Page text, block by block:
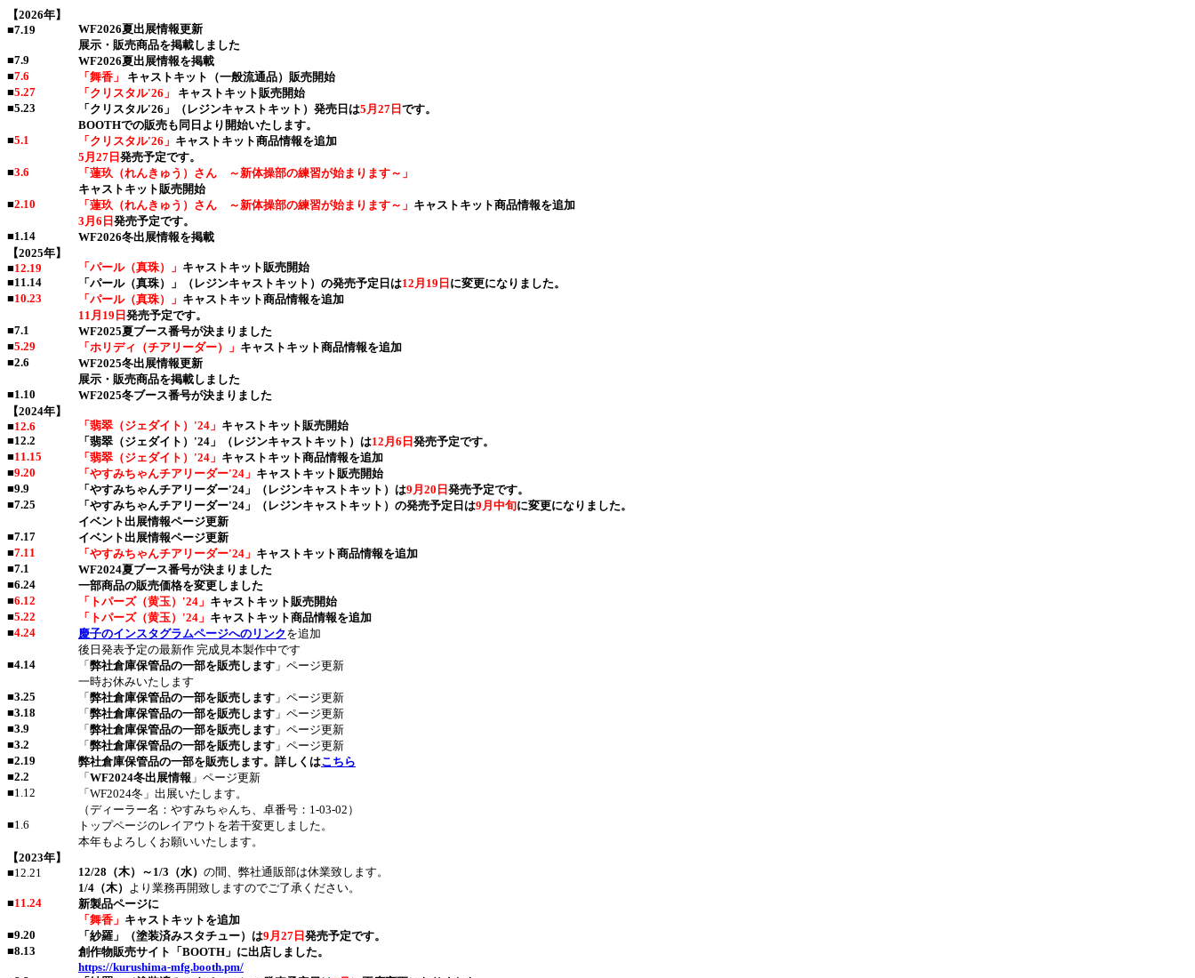
【2026年】
■7.19
WF2026夏出展情報更新
展示・販売商品を掲載しました
■7.9
WF2026夏出展情報を掲載
■7.6 「舞香」
キャストキット（一般流通品）販売開始
■5.27 「クリスタル'26」
キャストキット販売開始
■5.23 「クリスタル'26」（レジンキャストキット）発売日は5月27日 です。
BOOTHでの販売も同日より開始いたします。
■5.1 「クリスタル'26」 キャストキット商品情報を追加
5月27日 発売予定です。
■3.6
「蓮玖（れんきゅう）さん ～新体操部の練習が始まります～」
キャストキット販売開始
■2.10 「蓮玖（れんきゅう）さん ～新体操部の練習が始まります～」 キャストキット商品情報を追加
3月6日 発売予定です。
■1.14
WF2026冬出展情報を掲載
【2025年】
■12.19 「パール（真珠）」 キャストキット販売開始
■11.14 「パール（真珠）」（レジンキャストキット）の発売予定日は12月19日 に変更になりました。
■10.23 「パール（真珠）」 キャストキット商品情報を追加
11月19日 発売予定です。
■7.1
WF2025夏ブース番号が決まりました
■5.29 「ホリディ（チアリーダー）」 キャストキット商品情報を追加
■2.6
WF2025冬出展情報更新
展示・販売商品を掲載しました
■1.10
WF2025冬ブース番号が決まりました
【2024年】
■12.6 「翡翠（ジェダイト）'24」 キャストキット販売開始
■12.2 「翡翠（ジェダイト）'24」（レジンキャストキット）は12月6日 発売予定です。
■11.15 「翡翠（ジェダイト）'24」 キャストキット商品情報を追加
■9.20 「やすみちゃんチアリーダー'24」 キャストキット販売開始
■9.9 「やすみちゃんチアリーダー'24」（レジンキャストキット）は9月20日 発売予定です。
■7.25 「やすみちゃんチアリーダー'24」（レジンキャストキット）の発売予定日は9月中旬に変更になりました。
イベント出展情報ページ更新
■7.17
イベント出展情報ページ更新
■7.11 「やすみちゃんチアリーダー'24」 キャストキット商品情報を追加
■7.1
WF2024夏ブース番号が決まりました
■6.24
一部商品の販売価格を変更しました
■6.12 「トパーズ（黄玉）'24」 キャストキット販売開始
■5.22 「トパーズ（黄玉）'24」 キャストキット商品情報を追加
■4.24 慶子のインスタグラムページへのリンクを追加
後日発表予定の最新作 完成見本製作中です
■4.14 「 弊社倉庫保管品の一部を販売します 」ページ更新
一時お休みいたします
■3.25 「 弊社倉庫保管品の一部を販売します 」ページ更新
■3.18 「 弊社倉庫保管品の一部を販売します 」ページ更新
■3.9 「 弊社倉庫保管品の一部を販売します 」ページ更新
■3.2 「 弊社倉庫保管品の一部を販売します 」ページ更新
■2.19 弊社倉庫保管品の一部を販売します。詳しくはこちら
■2.2 「 WF2024冬出展情報 」ページ更新
■1.12
「WF2024冬」出展いたします。
（ディーラー名：やすみちゃんち、卓番号：1-03-02）
■1.6
トップページのレイアウトを若干変更しました。
本年もよろしくお願いいたします。
【2023年】
■12.21
12/28（木）～1/3（水） の間、弊社通販部は休業致します。
1/4（木） より業務再開致しますのでご了承ください。
■11.24
新製品ページに
「舞香」 キャストキットを追加
■9.20 「紗羅」（塗装済みスタチュー）は9月27日 発売予定です。
■8.13
創作物販売サイト「BOOTH」に出店しました。
https://kurushima-mfg.booth.pm/